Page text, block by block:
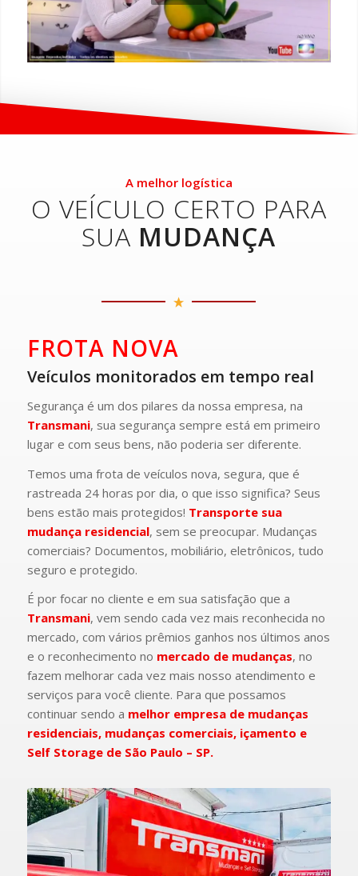
A melhor logística
O VEÍCULO CERTO PARA
SUA MUDANÇA
FROTA NOVA
Veículos monitorados em tempo real
Segurança é um dos pilares da nossa empresa, na
Transmani, sua segurança sempre está em primeiro
lugar e com seus bens, não poderia ser diferente.
Temos uma frota de veículos nova, segura, que é
rastreada 24 horas por dia, o que isso significa? Seus
bens estão mais protegidos! Transporte sua
mudança residencial, sem se preocupar. Mudanças
comerciais? Documentos, mobiliário, eletrônicos, tudo
seguro e protegido.
É por focar no cliente e em sua satisfação que a
Transmani, vem sendo cada vez mais reconhecida no
mercado, com vários prêmios ganhos nos últimos anos
e o reconhecimento no mercado de mudanças, no
fazem melhorar cada vez mais nosso atendimento e
serviços para você cliente. Para que possamos
continuar sendo a melhor empresa de mudanças
residenciais, mudanças comerciais, içamento e
Self Storage de São Paulo – SP.